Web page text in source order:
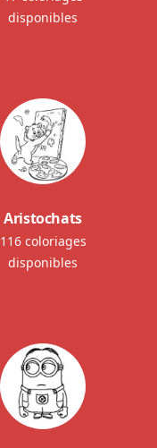
disponibles
Aristochats
116 coloriages
disponibles